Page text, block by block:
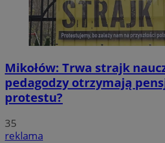
Mikołów: Trwa strajk
pedagodzy otrzymają
protestu?
35
reklama